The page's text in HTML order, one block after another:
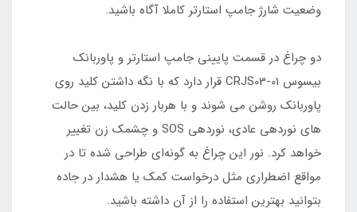
وضعیت شارژ جامپ استارتر کاملا آگاه باشید.
دو چراغ در قسمت پایینی جامپ استارتر و پاوربانک
بیسوس CRJS03-01 قرار دارد که با نگه داشتن کلید روی
پاوربانک روشن می شوند و با هربار زدن کلید، بین حالت
های نوردهی عادی، نوردهی SOS و چشمک زن تغییر
خواهد کرد. نور این چراغ به گونه‌ای طراحی شده تا در
مواقع اضطراری مثل درخواست کمک یا هشدار در جاده
بتوانید بهترین استفاده را از آن داشته باشید.